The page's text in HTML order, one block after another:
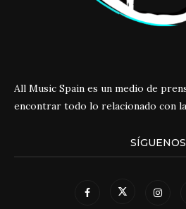
All Music Spain es un medio de
encontrar todo lo relacionado con
SÍGUENOS